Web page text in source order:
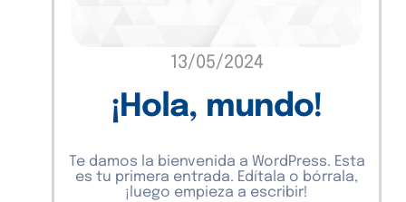
13/05/2024
¡Hola, mundo!
Te damos la bienvenida a WordPress. Esta
es tu primera entrada. Edítala o bórrala,
¡luego empieza a escribir!